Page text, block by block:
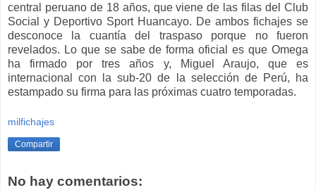
central peruano de 18 años, que viene de las filas del Club
Social y Deportivo Sport Huancayo. De ambos fichajes se
desconoce la cuantía del traspaso porque no fueron
revelados. Lo que se sabe de forma oficial es que Omega
ha firmado por tres años y, Miguel Araujo, que es
internacional con la sub-20 de la selección de Perú, ha
estampado su firma para las próximas cuatro temporadas.
milfichajes
Compartir
No hay comentarios: